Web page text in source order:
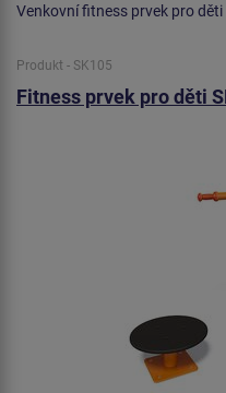
Venkovní fitness prvek pro
Produkt - SK105
Fitness prvek pro děti